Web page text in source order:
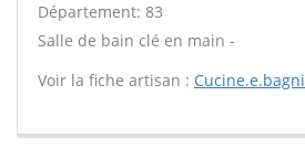
Département: 83
Salle de bain clé en main -
Voir la fiche artisan : Cucine.e.bagni